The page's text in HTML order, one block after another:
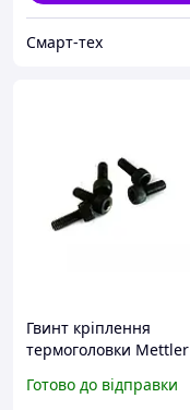
Смарт-тех
Гвинт кріплення
термоголовки Mettler
Готово до відправки